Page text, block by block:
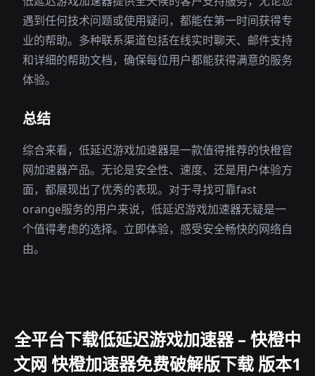
遇到任何技术问题或使用疑问，都能在第一时间获得专
业的帮助。多种联系渠道包括在线实时聊天、邮件支持
和详细的帮助文档，确保每位用户都能获得满意的服务
体验。
总结
综合来看，低延迟游戏加速器是一款值得推荐的快橙官
网加速器产品。无论是安全性、速度、还是用户体验方
面，都展现出了优秀的表现。对于寻找可靠fast
orange服务的用户来说，低延迟游戏加速器无疑是一
个值得考虑的选择。立即体验，感受安全畅快的网络自
由。
全平台下载低延迟游戏加速器 – 快橙中
文网 快橙加速器免费破解版下载 版本1